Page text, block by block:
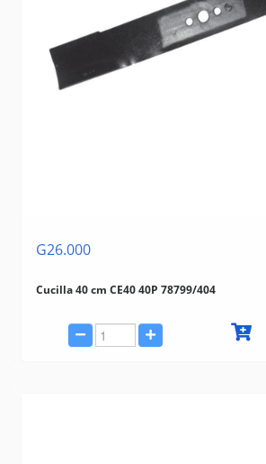
G26.000
Cucilla 40 cm CE40 40P 78799/404